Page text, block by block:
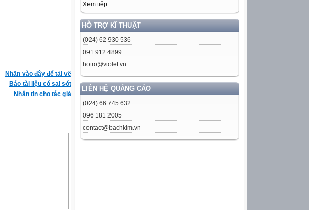
Xem tiếp
HỖ TRỢ KĨ THUẬT
(024) 62 930 536
091 912 4899
hotro@violet.vn
LIÊN HỆ QUẢNG CÁO
(024) 66 745 632
096 181 2005
contact@bachkim.vn
Nhấn vào đây để tải về
Báo tài liệu có sai sót
Nhắn tin cho tác giả